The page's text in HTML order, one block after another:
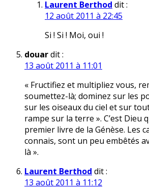
Laurent Berthod dit :
12 août 2011 à 22:45
Si ! Si ! Moi, oui !
douardit :
13 août 2011 à 11:01
« Fructifiez et multipliez vous,
soumettez-là; dominez sur les
sur les oiseaux du ciel et sur
rampe sur la terre ». C’est Dieu
premier livre de la Génèse. Les
connais, sont un peu embêtés
là ».
Laurent Berthod dit :
13 août 2011 à 11:12